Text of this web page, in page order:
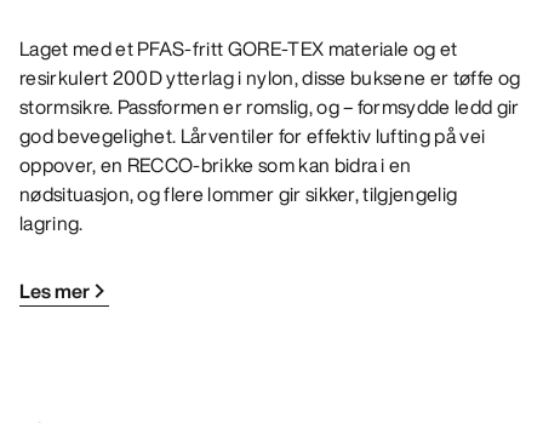
Laget med et PFAS-fritt GORE-TEX materiale og et
resirkulert 200D ytterlag i nylon, disse buksene er tøffe og
stormsikre. Passformen er romslig, og – formsydde ledd gir
god bevegelighet. Lårventiler for effektiv lufting på vei
oppover, en RECCO-brikke som kan bidra i en
nødsituasjon, og flere lommer gir sikker, tilgjengelig
lagring.
Les mer